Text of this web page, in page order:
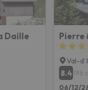
Daille
Val-
8.4196
06/12/